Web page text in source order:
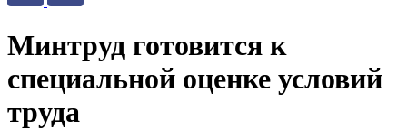
Минтруд готовится к
специальной оценке условий
труда